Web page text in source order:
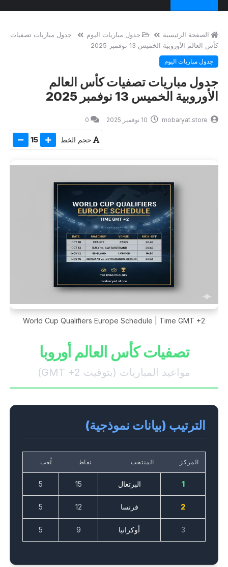
الصفحة الرئيسية جدول مباريات اليوم
جدول مباريات تصفيات
كأس العالم الأوروبية الخميس 13 نوفمبر 2025
جدول مباريات اليوم
جدول مباريات تصفيات كأس العالم
الأوروبية الخميس 13 نوفمبر 2025
mobaryat.store
0
حجم الخط 15
World Cup Qualifiers Europe Schedule | Time GMT +2
تصفيات كأس العالم أوروبا
مواعيد المباريات (بتوقيت GMT +2)
الترتيب (بيانات نموذجية)
المركز المنتخب نقاط لُعب
1 البرتغال 15
5
2 فرنسا 12
5
3 أوكرانيا 9
5